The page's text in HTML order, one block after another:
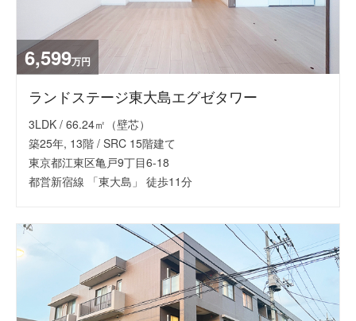
6,599万円
ランドステージ東大島エグゼタワー
3LDK / 66.24㎡（壁芯）
築25年, 13階 / SRC 15階建て
東京都江東区亀戸9丁目6-18
都営新宿線 「東大島」 徒歩11分